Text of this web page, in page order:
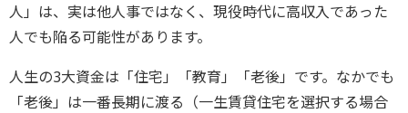
人」は、実は他人事ではなく、現役時代に高収入であった
人でも陥る可能性があります。
人生の3大資金は「住宅」「教育」「老後」です。なかでも
「老後」は一番長期に渡る（一生賃貸住宅を選択する場合